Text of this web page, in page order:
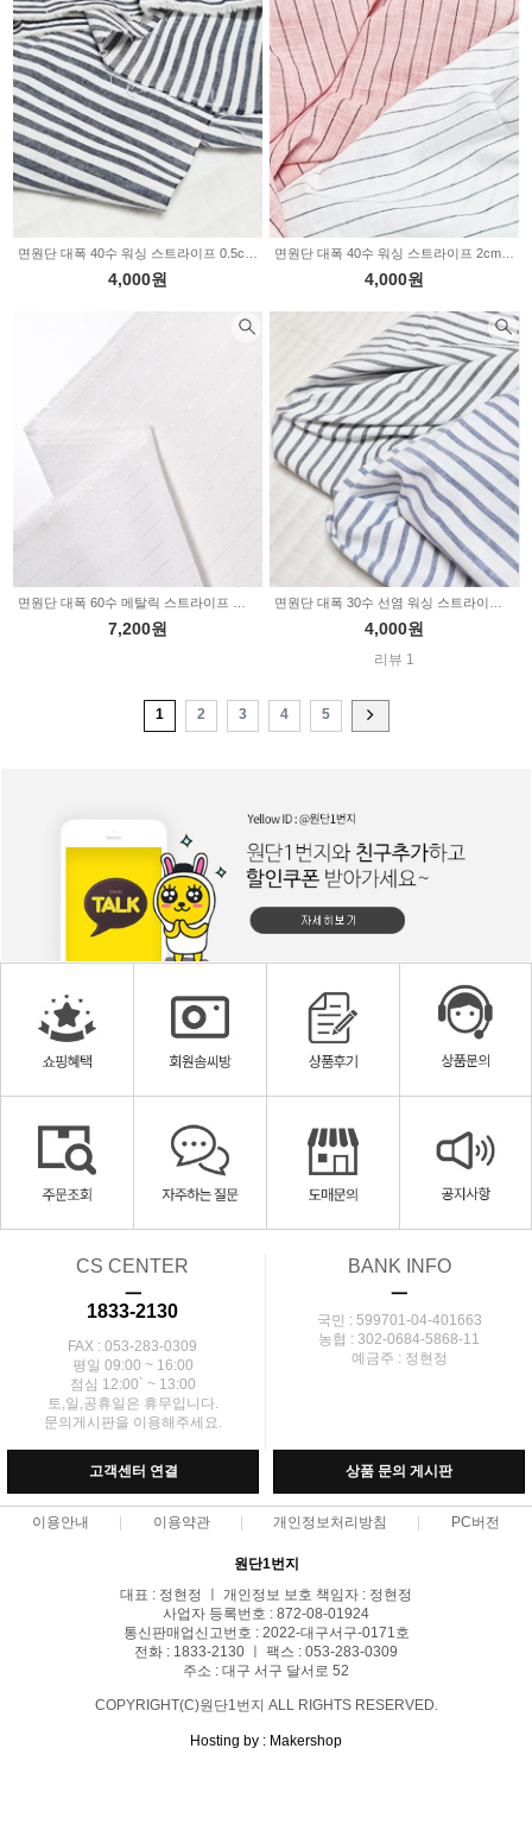
4,000원 4,000원
7,200원 4,000원
리뷰 1
1 2 3 4 5
CS CENTER
ㅡ
1833-2130
FAX : 053-283-0309
평일 09:00 ~ 16:00
점심 12:00` ~ 13:00
토,일,공휴일은 휴무입니다.
문의게시판을 이용해주세요.
BANK INFO
ㅡ
국민 : 599701-04-401663
농협 : 302-0684-5868-11
예금주 : 정현정
고객센터 연결 상품 문의 게시판
이용안내 이용약관 개인정보처리방침 PC버전
원단1번지
대표 : 정현정 ㅣ 개인정보 보호 책임자 : 정현정
사업자 등록번호 : 872-08-01924
통신판매업신고번호 : 2022-대구서구-0171호
전화 : 1833-2130 ㅣ 팩스 : 053-283-0309
주소 : 대구 서구 달서로 52
COPYRIGHT(C)원단1번지 ALL RIGHTS RESERVED.
Hosting by : Makershop